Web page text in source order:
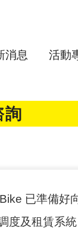
消息 活動
詢
已準備好
度及租賃系統